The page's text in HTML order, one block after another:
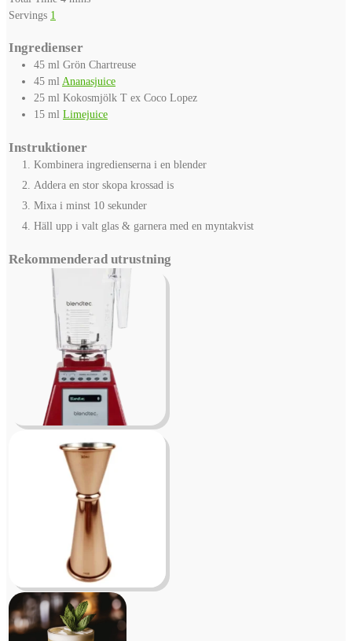
Servings 1
Ingredienser
45 ml Grön Chartreuse
45 mlAnanasjuice
25 ml Kokosmjölk T ex Coco Lopez
15 ml Limejuice
Instruktioner
Kombinera ingredienserna i en blender
Addera en stor skopa krossad is
Mixa i minst 10 sekunder
Häll upp i valt glas & garnera med en myntakvist
Rekommenderad utrustning